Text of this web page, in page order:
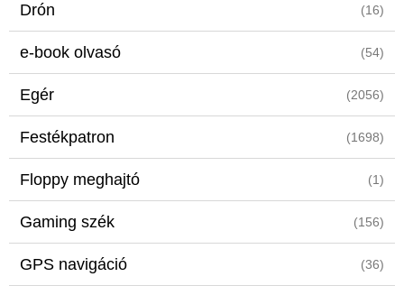
Drón (16)
e-book olvasó (54)
Egér (2056)
Festékpatron (1698)
Floppy meghajtó (1)
Gaming szék (156)
GPS navigáció (36)